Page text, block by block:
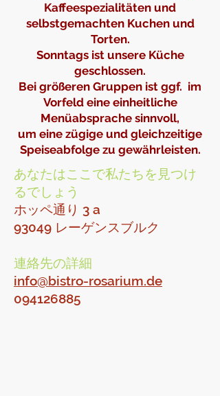
Kaffeespezialitäten und
selbstgemachten Kuchen und
Torten.
Sonntags ist unsere Küche
geschlossen.
Bei größeren Gruppen ist ggf. im
Vorfeld eine einheitliche
Menüabsprache sinnvoll,
um eine zügige und gleichzeitige
Speiseabfolge zu gewährleisten.
あなたはここで私たちを見つけ
るでしょう
ホッペ通り 3 a
93049 レーゲンスブルク
連絡先の詳細
info@bistro-rosarium.de
094126885